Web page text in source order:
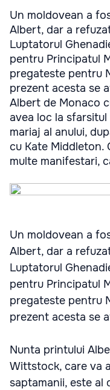
Un moldovean a
Albert, dar a
Luptatorul
pentru Principatul
pregateste pentru
prezent acesta se
Albert de Monaco
avea loc la
mariaj al anului,
cu Kate Middleton.
multe manifestari,
Un moldovean a
Albert, dar a
Luptatorul
pentru Principatul
pregateste pentru
prezent acesta se
Nunta printului
Wittstock, care va
saptamanii, este al